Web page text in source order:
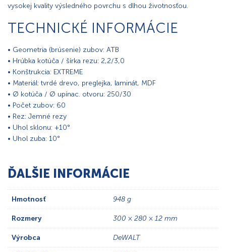
vysokej kvality výsledného povrchu s dlhou životnosťou.
TECHNICKÉ INFORMÁCIE
• Geometria (brúsenie) zubov: ATB
• Hrúbka kotúča / šírka rezu: 2,2/3,0
• Konštrukcia: EXTREME
• Materiál: tvrdé drevo, preglejka, laminát, MDF
• Ø kotúča / Ø upínac. otvoru: 250/30
• Počet zubov: 60
• Rez: Jemné rezy
• Uhol sklonu: +10°
• Uhol zuba: 10°
ĎALŠIE INFORMÁCIE
Hmotnosť 948 g
Rozmery 300 × 280 × 12 mm
Výrobca DeWALT